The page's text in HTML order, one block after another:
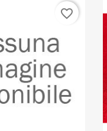
favorite_border